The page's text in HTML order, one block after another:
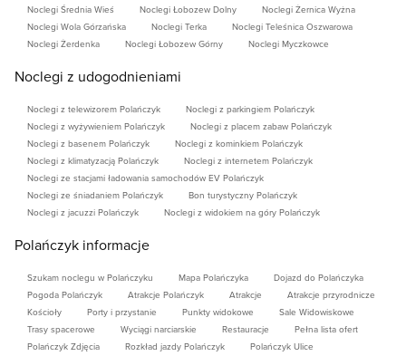
Noclegi Średnia Wieś
Noclegi Łobozew Dolny
Noclegi Żernica Wyżna
Noclegi Wola Górzańska
Noclegi Terka
Noclegi Teleśnica Oszwarowa
Noclegi Żerdenka
Noclegi Łobozew Górny Noclegi Myczkowce
Noclegi z udogodnieniami
Noclegi z telewizorem Polańczyk
Noclegi z parkingiem Polańczyk
Noclegi z wyżywieniem Polańczyk
Noclegi z placem zabaw Polańczyk
Noclegi z basenem Polańczyk
Noclegi z kominkiem Polańczyk
Noclegi z klimatyzacją Polańczyk
Noclegi z internetem Polańczyk
Noclegi ze stacjami ładowania samochodów EV Polańczyk
Noclegi ze śniadaniem Polańczyk
Bon turystyczny Polańczyk
Noclegi z jacuzzi Polańczyk
Noclegi z widokiem na góry Polańczyk
Polańczyk informacje
Szukam noclegu w Polańczyku Mapa Polańczyka
Dojazd do Polańczyka
Pogoda Polańczyk
Atrakcje Polańczyk Atrakcje
Atrakcje przyrodnicze
Kościoły
Porty i przystanie Punkty widokowe
Sale Widowiskowe
Trasy spacerowe
Wyciągi narciarskie Restauracje
Pełna lista ofert
Polańczyk Zdjęcia
Rozkład jazdy Polańczyk
Polańczyk Ulice